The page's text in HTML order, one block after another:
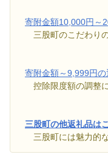
寄附金額10,000円～
三股町のこだわり
寄附金額～9,999円
控除限度額の調整
三股町の他返礼品は
三股町には魅力的